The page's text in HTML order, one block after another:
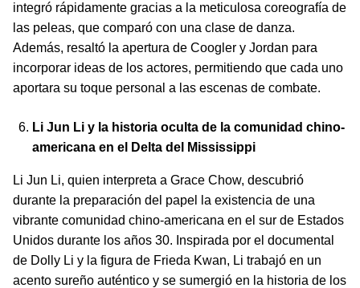
integró rápidamente gracias a la meticulosa coreografía de
las peleas, que comparó con una clase de danza.
Además, resaltó la apertura de Coogler y Jordan para
incorporar ideas de los actores, permitiendo que cada uno
aportara su toque personal a las escenas de combate.
Li Jun Li y la historia oculta de la comunidad chino-
americana en el Delta del Mississippi
Li Jun Li, quien interpreta a Grace Chow, descubrió
durante la preparación del papel la existencia de una
vibrante comunidad chino-americana en el sur de Estados
Unidos durante los años 30. Inspirada por el documental
de Dolly Li y la figura de Frieda Kwan, Li trabajó en un
acento sureño auténtico y se sumergió en la historia de los